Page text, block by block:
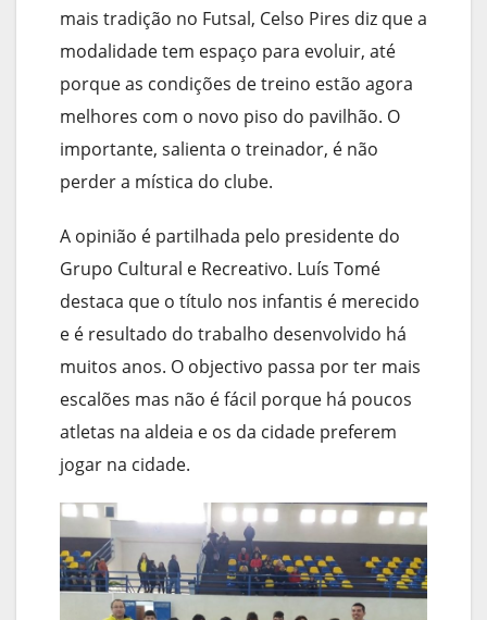
mais tradição no Futsal, Celso Pires diz que a
modalidade tem espaço para evoluir, até
porque as condições de treino estão agora
melhores com o novo piso do pavilhão. O
importante, salienta o treinador, é não
perder a mística do clube.
A opinião é partilhada pelo presidente do
Grupo Cultural e Recreativo. Luís Tomé
destaca que o título nos infantis é merecido
e é resultado do trabalho desenvolvido há
muitos anos. O objectivo passa por ter mais
escalões mas não é fácil porque há poucos
atletas na aldeia e os da cidade preferem
jogar na cidade.